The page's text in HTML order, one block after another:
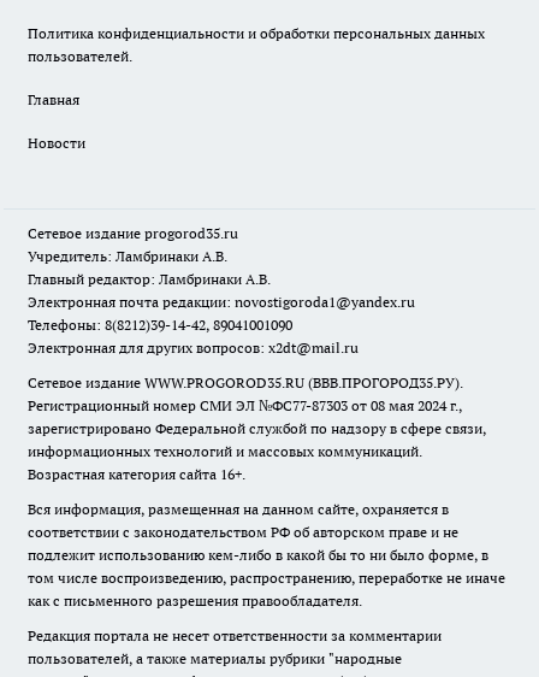
Политика конфиденциальности и обработки персональных данных
пользователей.
Главная
Новости
Сетевое издание progorod35.ru
Учредитель: Ламбринаки А.В.
Главный редактор: Ламбринаки А.В.
Электронная почта редакции: novostigoroda1@yandex.ru
Телефоны: 8(8212)39-14-42, 89041001090
Электронная для других вопросов: x2dt@mail.ru
Сетевое издание WWW.PROGOROD35.RU (ВВВ.ПРОГОРОД35.РУ).
Регистрационный номер СМИ ЭЛ №ФС77-87303 от 08 мая 2024 г.,
зарегистрировано Федеральной службой по надзору в сфере связи,
информационных технологий и массовых коммуникаций.
Возрастная категория сайта 16+.
Вся информация, размещенная на данном сайте, охраняется в
соответствии с законодательством РФ об авторском праве и не
подлежит использованию кем-либо в какой бы то ни было форме, в
том числе воспроизведению, распространению, переработке не иначе
как с письменного разрешения правообладателя.
Редакция портала не несет ответственности за комментарии
пользователей, а также материалы рубрики "народные